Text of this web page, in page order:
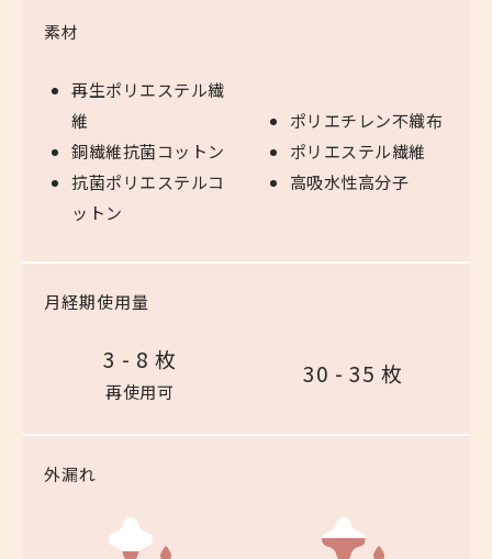
素材
再生ポリエステル繊
維
銅繊維抗菌コットン
抗菌ポリエステルコ
ットン
ポリエチレン不織布
ポリエステル繊維
高吸水性高分子
月経期使用量
3 - 8 枚
再使用可
30 - 35 枚
外漏れ